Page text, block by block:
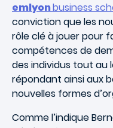
emlyonbusiness
conviction que les
rôle clé à jouer pour
compétences de
des individus tout au
répondant ainsi aux
nouvelles formes
Comme l’indique